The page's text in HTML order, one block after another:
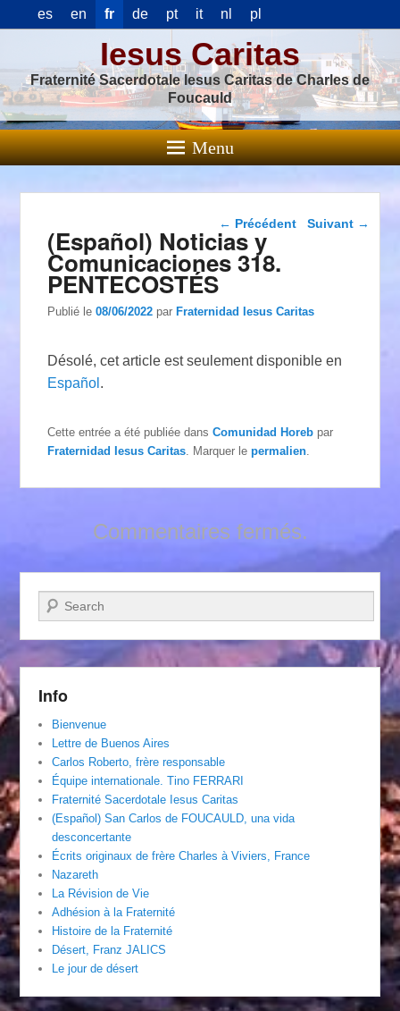
es en fr de pt it nl pl
Iesus Caritas
Fraternité Sacerdotale Iesus Caritas de Charles de
Foucauld
Menu
Navigation dans les
← Précédent Suivant →
(Español) Noticias y
Comunicaciones 318.
PENTECOSTÉS
Publié le08/06/2022 parFraternidad Iesus Caritas
Désolé, cet article est seulement disponible en
Español .
Cette entrée a été publiée dansComunidad Horeb par
Fraternidad Iesus Caritas . Marquer lepermalien
Commentaires fermés.
Recherche
Info
Bienvenue
Lettre de Buenos Aires
Carlos Roberto, frère responsable
Équipe internationale. Tino FERRARI
Fraternité Sacerdotale Iesus Caritas
(Español) San Carlos de FOUCAULD, una vida
desconcertante
Écrits originaux de frère Charles à Viviers, France
Nazareth
La Révision de Vie
Adhésion à la Fraternité
Histoire de la Fraternité
Désert, Franz JALICS
Le jour de désert